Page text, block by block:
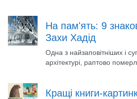
На пам'ять: 9
Захи Хадід
Одна з найзаповітніших і
архітектурі, раптово
Кращі книги-